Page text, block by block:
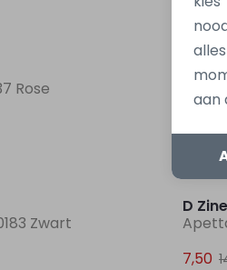
Rose
D Zine
Zwart
D Zine
7,50
aan